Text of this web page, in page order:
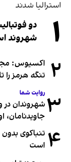
۱
شهروند
۲ اکسیوس:
تنگه هرمز را
۳ روایت شما
شهروندان در
جاویدنامان،
۴ تنباکوی بدون
است